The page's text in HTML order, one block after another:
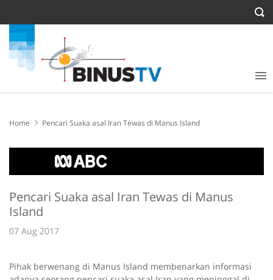
Home Pencari Suaka asal Iran Tewas di Manus Island
Pencari Suaka asal Iran Tewas di Manus
Island
07 Aug 2017
Pihak berwenang di Manus Island membenarkan informasi